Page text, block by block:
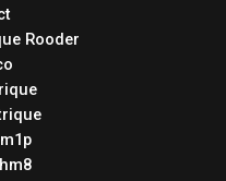
Rooder